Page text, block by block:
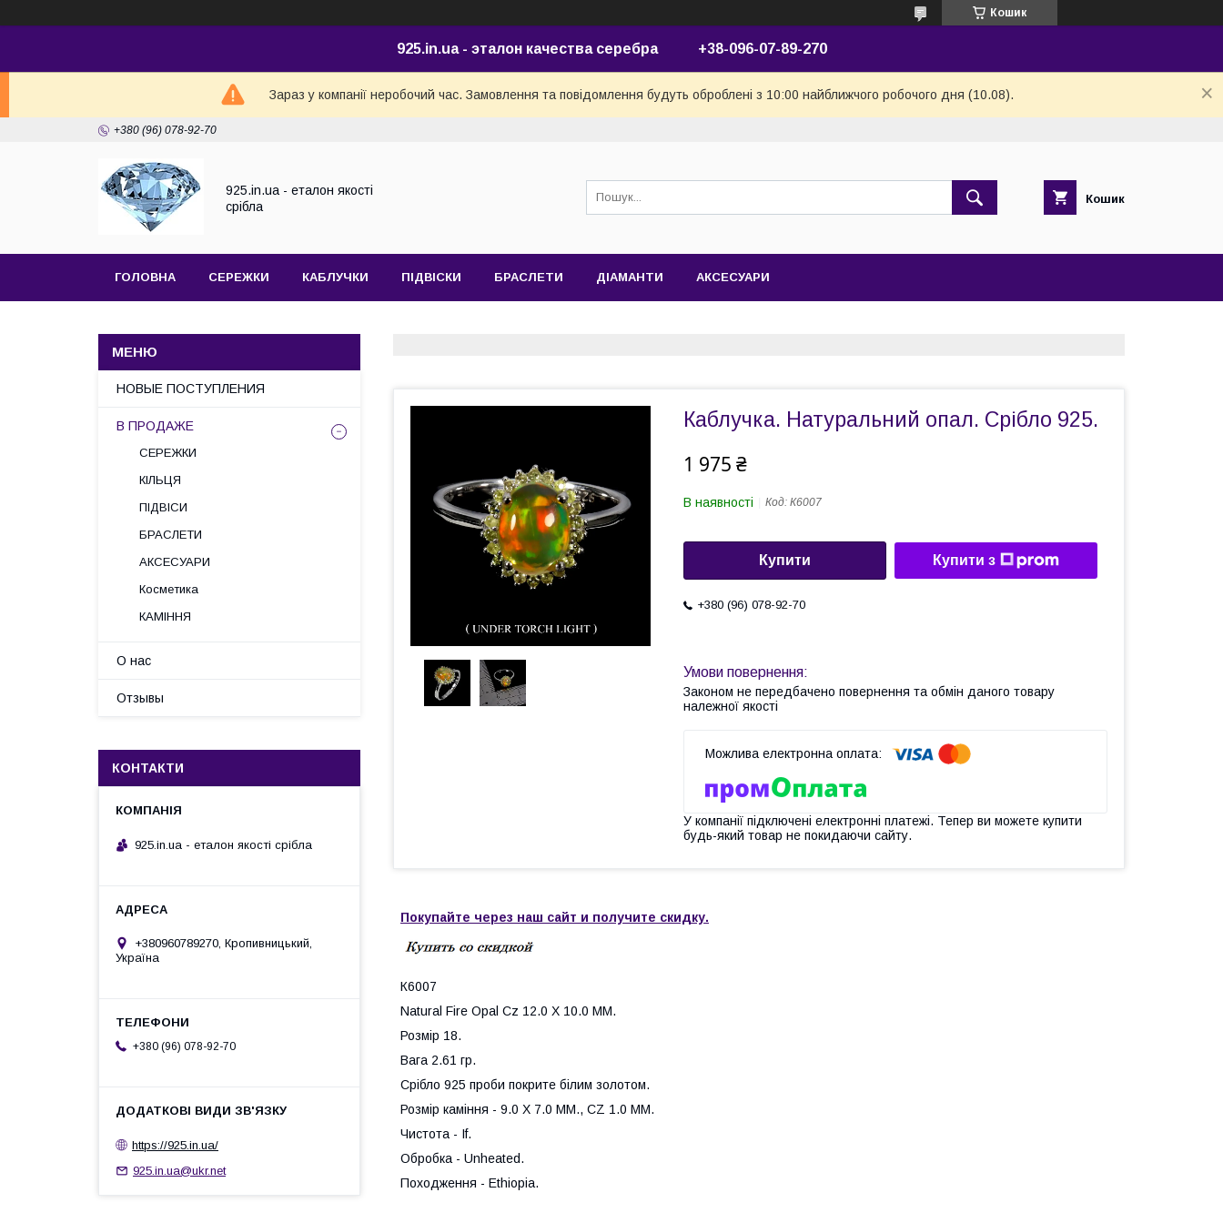
Кошик
925.in.ua - эталон качества серебра +38-096-07-89-270
Зараз у компанії неробочий час. Замовлення та повідомлення будуть оброблені з 10:00 найближчого робочого дня (10.08).
+380 (96) 078-92-70
925.in.ua - еталон якості
срібла
Кошик
ГОЛОВНА СЕРЕЖКИ КАБЛУЧКИ ПІДВІСКИ БРАСЛЕТИ ДІАМАНТИ АКСЕСУАРИ
Каблучка. Натуральний опал. Срібло 925.
1 975 ₴
В наявності Код: К6007
Купити Купити з
+380 (96) 078-92-70
Законом не передбачено повернення та обмін даного товару
належної якості
У компанії підключені електронні платежі. Тепер ви можете купити
будь-який товар не покидаючи сайту.
Покупайте через наш сайт и получите скидку.
К6007
Natural Fire Opal Cz 12.0 X 10.0 MM.
Розмір 18.
Вага 2.61 гр.
Срібло 925 проби покрите білим золотом.
Розмір каміння - 9.0 X 7.0 MM., CZ 1.0 MM.
Чистота - If.
Обробка - Unheated.
Походження - Ethiopia.
НОВЫЕ ПОСТУПЛЕНИЯ
В ПРОДАЖЕ
СЕРЕЖКИ
КІЛЬЦЯ
ПІДВІСИ
БРАСЛЕТИ
АКСЕСУАРИ
Косметика
КАМІННЯ
О нас
Отзывы
КОНТАКТИ
925.in.ua - еталон якості срібла
+380960789270, Кропивницький,
Україна
+380 (96) 078-92-70
https://925.in.ua/
925.in.ua@ukr.net